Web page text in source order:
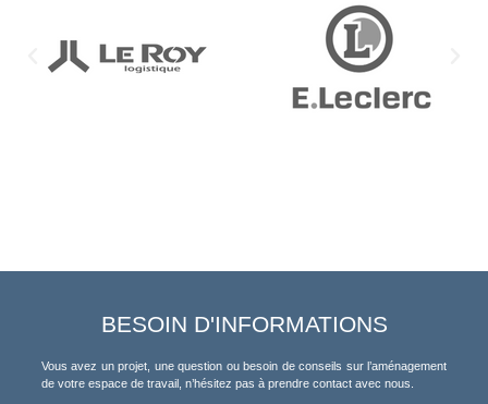
BESOIN D'INFORMATIONS
Vous avez un projet, une question ou besoin de conseils sur l’aménagement
de votre espace de travail, n’hésitez pas à prendre contact avec nous.